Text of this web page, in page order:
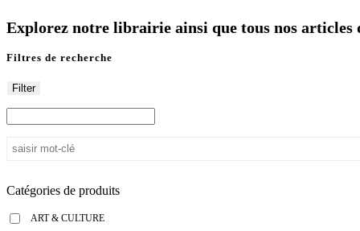
Explorez notre librairie ainsi que tous nos articles
Filtres de recherche
Filter
Catégories de produits
ART & CULTURE